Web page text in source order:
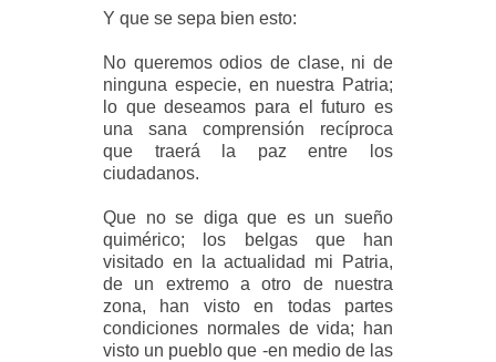
Y que se sepa bien esto:
No queremos odios de clase, ni de
ninguna especie, en nuestra Patria;
lo que deseamos para el futuro es
una sana comprensión recíproca
que traerá la paz entre los
ciudadanos.
Que no se diga que es un sueño
quimérico; los belgas que han
visitado en la actualidad mi Patria,
de un extremo a otro de nuestra
zona, han visto en todas partes
condiciones normales de vida; han
visto un pueblo que -en medio de las